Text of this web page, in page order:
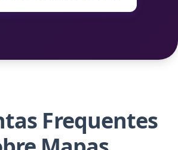
Frequentes